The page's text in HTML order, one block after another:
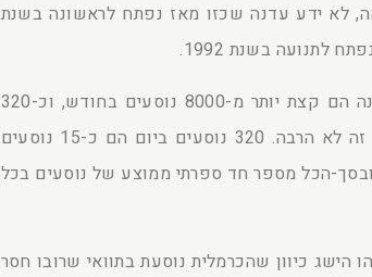
לא ידע עדנה שכזו מאז נפתח לראשונה בשנת
100 אלף נוסעים בשנה הם קצת יותר מ-8000 נוסעים בחודש, וכ-320
נוסעים ביום. לכאורה, זה לא הרבה. 320 נוסעים ביום הם כ-15 נוסעים
הכל מספר חד ספרתי ממוצע של נוסעים בכל
הישג כיוון שהכרמלית נוסעת בתוואי שרובו חסר